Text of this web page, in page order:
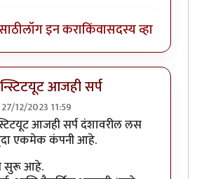
लॉग इन कराकिंवासदस्य व्हा
आजही सर्प
12/2023 11:59
कंपन्यांना अमर्याद नफा मिळावा
आजही सर्प दंशावरील लस
एकमेक कंपनी आहे.
सुरू आहे.